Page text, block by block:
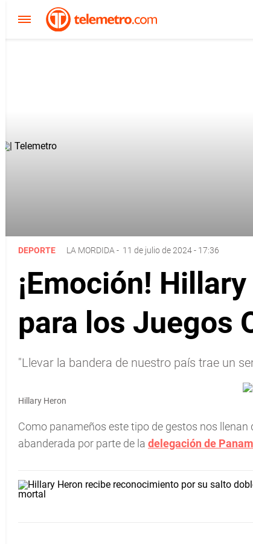
DEPORTE LA MORDIDA - 11 de julio de 2024 - 17:36
¡Emoción!
para los Juegos
"Llevar la bandera de nuestro país trae un
Hillary Heron
Como panameños este tipo de gestos nos llenan
abanderada por parte de la delegación de